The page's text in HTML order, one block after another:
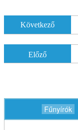
Következő
Előző
Fűnyírók